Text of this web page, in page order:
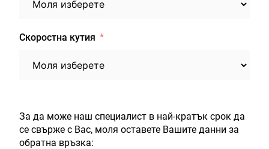
Скоростна кутия
За да може наш специалист в най-кратък срок да
се свърже с Вас, моля оставете Вашите данни за
обратна връзка: